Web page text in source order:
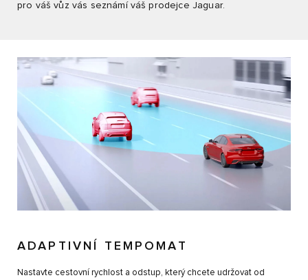
pro váš vůz vás seznámí váš prodejce Jaguar.
ADAPTIVNÍ TEMPOMAT
Nastavte cestovní rychlost a odstup, který chcete udržovat od